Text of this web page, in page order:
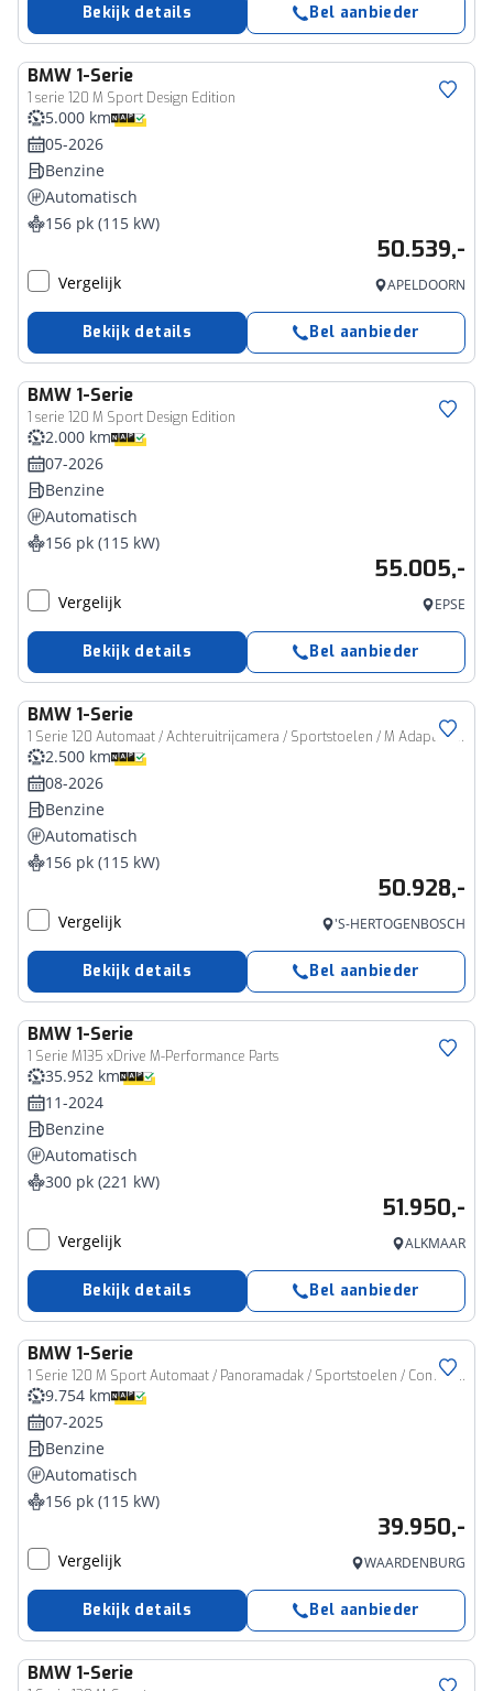
Bekijk details Bel aanbieder
BMW 1-Serie
1 serie 120 M Sport Design Edition
5.000 km
05-2026
Benzine
Automatisch
156 pk (115 kW)
50.539,-
Vergelijk APELDOORN
Bekijk details Bel aanbieder
BMW 1-Serie
1 serie 120 M Sport Design Edition
2.000 km
07-2026
Benzine
Automatisch
156 pk (115 kW)
55.005,-
Vergelijk EPSE
Bekijk details Bel aanbieder
BMW 1-Serie
1 Serie 120 Automaat / Achteruitrijcamera / Sportstoelen / M Adaptief onderstel / Adaptieve LED / Stoelverwarming
2.500 km
08-2026
Benzine
Automatisch
156 pk (115 kW)
50.928,-
Vergelijk 'S-HERTOGENBOSCH
Bekijk details Bel aanbieder
BMW 1-Serie
1 Serie M135 xDrive M-Performance Parts
35.952 km
11-2024
Benzine
Automatisch
300 pk (221 kW)
51.950,-
Vergelijk ALKMAAR
Bekijk details Bel aanbieder
BMW 1-Serie
1 Serie 120 M Sport Automaat / Panoramadak / Sportstoelen / Comfort Access / Achteruitrijcamera / Adaptieve LED / Getint glas
9.754 km
07-2025
Benzine
Automatisch
156 pk (115 kW)
39.950,-
Vergelijk WAARDENBURG
Bekijk details Bel aanbieder
BMW 1-Serie